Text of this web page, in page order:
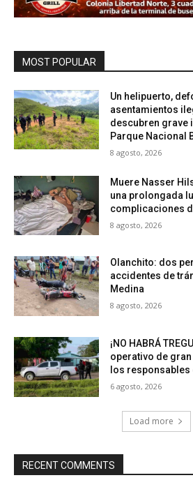
MOST POPULAR
Un helipuerto,
asentamientos
descubren grave
Parque Nacional
8 agosto, 2026
Muere Nasser
una prolongada
complicaciones
8 agosto, 2026
Olanchito: dos
accidentes de
Medina
8 agosto, 2026
¡NO HABRÁ
operativo de
los
6 agosto, 2026
Load more
RECENT COMMENTS